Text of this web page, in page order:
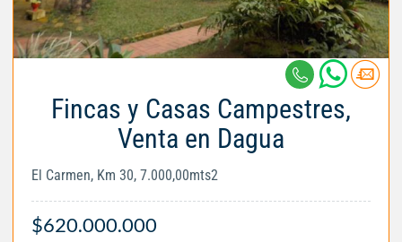
Fincas y Casas Campestres,
Venta en Dagua
El Carmen, Km 30, 7.000,00mts2
$620.000.000